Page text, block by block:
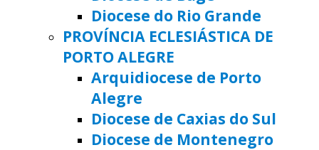
Diocese do Rio Grande
PROVÍNCIA ECLESIÁSTICA DE
PORTO ALEGRE
Arquidiocese de Porto
Alegre
Diocese de Caxias do Sul
Diocese de Montenegro